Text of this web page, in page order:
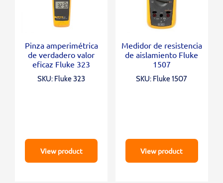
Pinza amperimétrica
de verdadero valor
eficaz Fluke 323
SKU: Fluke 323
View product
Medidor de resistencia
de aislamiento Fluke
1507
SKU: Fluke 1507
View product